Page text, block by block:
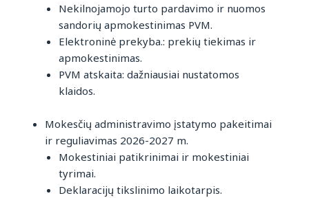
Nekilnojamojo turto pardavimo ir nuomos
sandorių apmokestinimas PVM.
Elektroninė prekyba.: prekių tiekimas ir
apmokestinimas.
PVM atskaita: dažniausiai nustatomos
klaidos.
Mokesčių administravimo įstatymo pakeitimai
ir reguliavimas 2026-2027 m.
Mokestiniai patikrinimai ir mokestiniai
tyrimai.
Deklaracijų tikslinimo laikotarpis.